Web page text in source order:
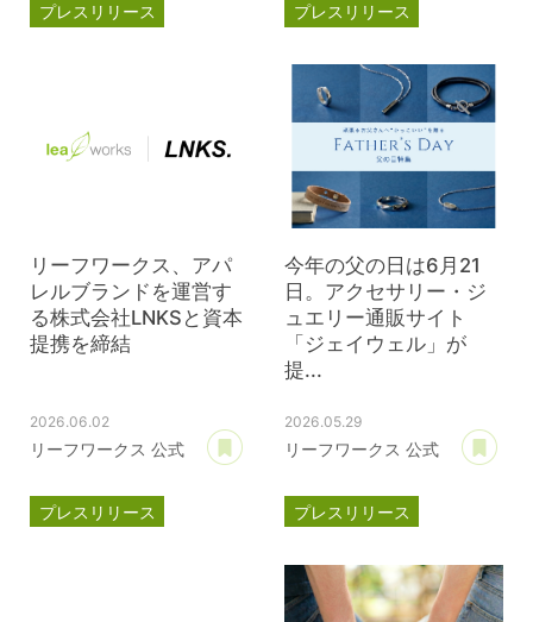
プレスリリース
プレスリリース
リーフワークス、アパ
レルブランドを運営す
る株式会社LNKSと資本
提携を締結
2026.06.02
リーフワークス 公式
あとで読む
プレスリリース
今年の父の日は6月21
日。アクセサリー・ジ
ュエリー通販サイト
「ジェイウェル」が
提...
2026.05.29
リーフワークス 公式
プレスリリース